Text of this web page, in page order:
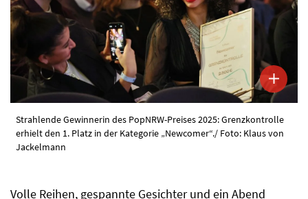
Strahlende Gewinnerin des PopNRW-Preises 2025: Grenzkontrolle
erhielt den 1. Platz in der Kategorie „Newcomer“./ Foto: Klaus von
Jackelmann
Volle Reihen, gespannte Gesichter und ein Abend